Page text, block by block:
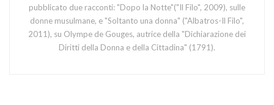
pubblicato due racconti: "Dopo la Notte"("Il Filo", 2009), sulle
donne musulmane, e "Soltanto una donna" ("Albatros-Il Filo",
2011), su Olympe de Gouges, autrice della "Dichiarazione dei
Diritti della Donna e della Cittadina" (1791).